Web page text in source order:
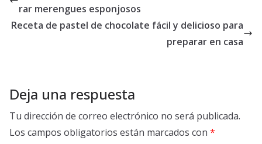
rar merengues esponjosos
Receta de pastel de chocolate fácil y delicioso para
preparar en casa
Deja una respuesta
Tu dirección de correo electrónico no será publicada.
Los campos obligatorios están marcados con *